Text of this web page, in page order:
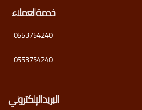
خدمة العملاء
0553754240
0553754240
البريد الإلكتروني